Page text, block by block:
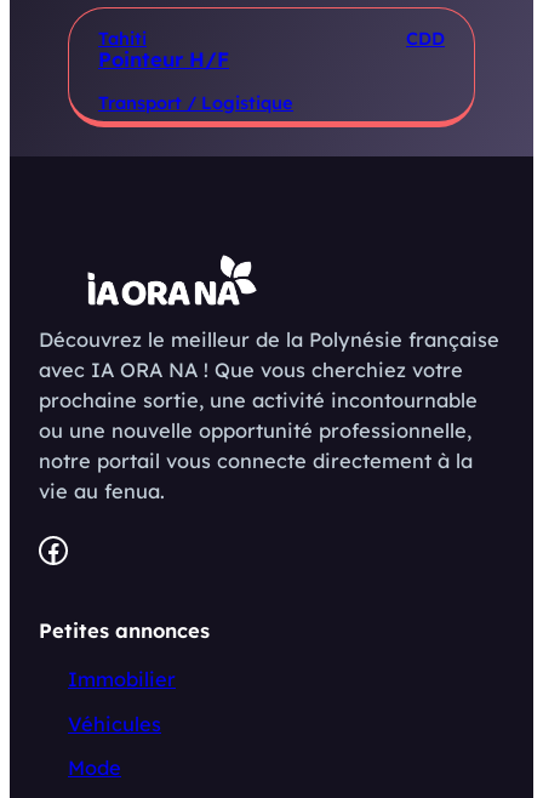
Tahiti CDD
Pointeur H/F
Transport / Logistique
Découvrez le meilleur de la Polynésie française
avec IA ORA NA ! Que vous cherchiez votre
prochaine sortie, une activité incontournable
ou une nouvelle opportunité professionnelle,
notre portail vous connecte directement à la
vie au fenua.
Facebook
Petites annonces
Immobilier
Véhicules
Mode